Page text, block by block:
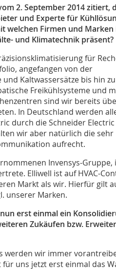
2. September 2014 zitiert,
und Experte für
welchen Firmen und Marken
und Klimatechnik präsent?
für
angefangen von der
Kaltwassersätze bis hin
Freikühlsysteme und
sind wir bereits
In Deutschland werden
durch die Schneider
wir aber natürlich die sehr
aufrecht.
Invensys-Gruppe,
Elliwell ist auf HVAC-
Markt als wir. Hierfür gilt
unserer Marken.
erst einmal ein
Zukäufen bzw.
werden wir immer
uns jetzt erst einmal das